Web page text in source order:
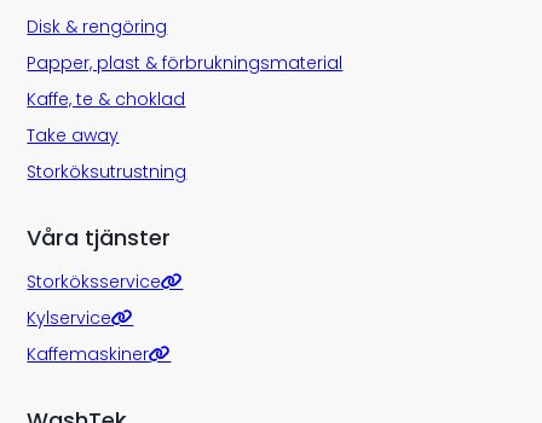
Disk & rengöring
Papper, plast & förbrukningsmaterial
Kaffe, te & choklad
Take away
Storköksutrustning
Våra tjänster
Storköksservice
Kylservice
Kaffemaskiner